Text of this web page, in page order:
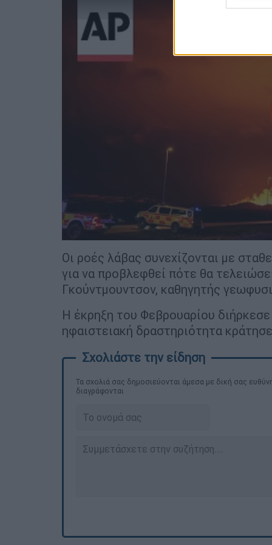
Οι ροές λάβας συνεχίζονται με
για να προβλεφθεί πότε θα
Γκούντμουντσον, καθηγητής
Η έκρηξη του Φεβρουαρίου
ηφαιστειακή δραστηριότητα
Τα σχολιά σας δημοσιεύονται άμεσα με δική σας
διαγράφονται